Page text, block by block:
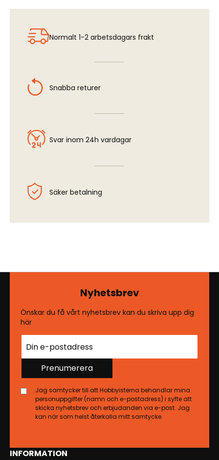
Normalt 1-2 arbetsdagars frakt
Snabba returer
Svar inom 24h vardagar
Säker betalning
INFORMATION
Nyhetsbrev
Önskar du få vårt nyhetsbrev kan du skriva upp dig
här
Prenumerera
Jag samtycker till att Hobbyisterna behandlar mina
personuppgifter (namn och e-postadress) i syfte att
skicka nyhetsbrev och erbjudanden via e-post. Jag
kan när som helst återkalla mitt samtycke.